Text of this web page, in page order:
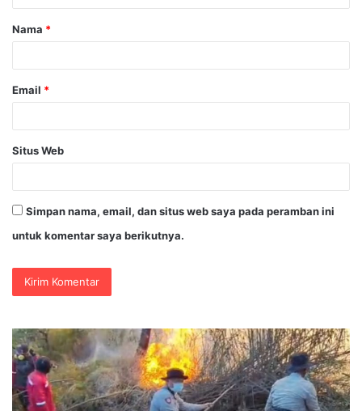
a
r
Nama *
Email *
Situs Web
Simpan nama, email, dan situs web saya pada peramban ini
untuk komentar saya berikutnya.
XVI
Tapak
Suci
Resmi